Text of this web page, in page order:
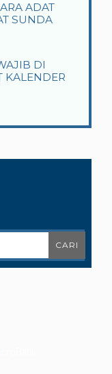
ADAT
SUNDA
DI
KALENDER